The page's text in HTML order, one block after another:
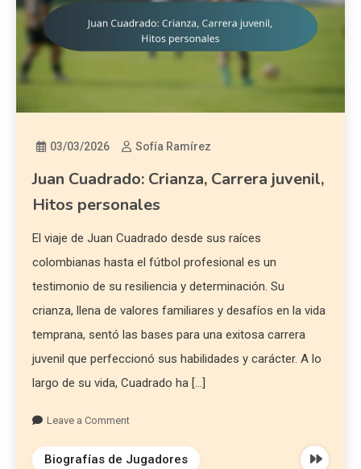
03/03/2026 Sofía Ramírez
Juan Cuadrado: Crianza, Carrera juvenil,
Hitos personales
El viaje de Juan Cuadrado desde sus raíces
colombianas hasta el fútbol profesional es un
testimonio de su resiliencia y determinación. Su
crianza, llena de valores familiares y desafíos en la vida
temprana, sentó las bases para una exitosa carrera
juvenil que perfeccionó sus habilidades y carácter. A lo
largo de su vida, Cuadrado ha […]
Leave a Comment
Biografías de Jugadores